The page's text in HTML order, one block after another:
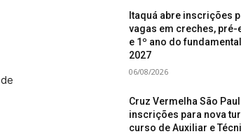
Itaquá abre inscrições
vagas em creches, pré-
e 1º ano do
2027
06/08/2026
Cruz Vermelha São
inscrições para nova
curso de Auxiliar e